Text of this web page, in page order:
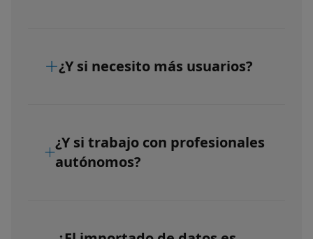
¿Y si necesito más usuarios?
¿Y si trabajo con profesionales
autónomos?